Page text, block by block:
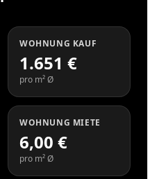
WOHNUNG KAUF
1.651 €
pro m² Ø
WOHNUNG MIETE
6,00 €
pro m² Ø